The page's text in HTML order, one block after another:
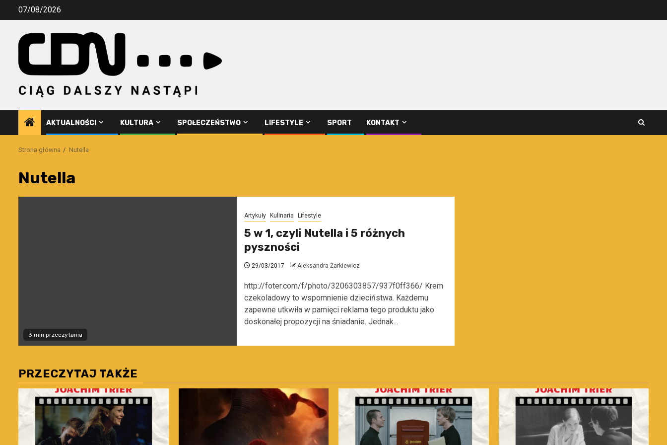
Przejdź07/08/2026
AKTUALNOŚCI KULTURA SPOŁECZEŃSTWO LIFESTYLE SPORT KONTAKT
Strona główna Nutella
Nutella
3 min przeczytania
Artykuły Kulinaria Lifestyle
5 w 1, czyli Nutella i 5 różnych
pyszności
29/03/2017 Aleksandra Żarkiewicz
http://foter.com/f/photo/3206303857/937f0ff366/ Krem
czekoladowy to wspomnienie dzieciństwa. Każdemu
zapewne utkwiła w pamięci reklama tego produktu jako
doskonałej propozycji na śniadanie. Jednak...
PRZECZYTAJ TAKŻE